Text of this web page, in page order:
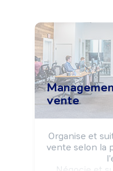
vente
Organise et
vente selon la